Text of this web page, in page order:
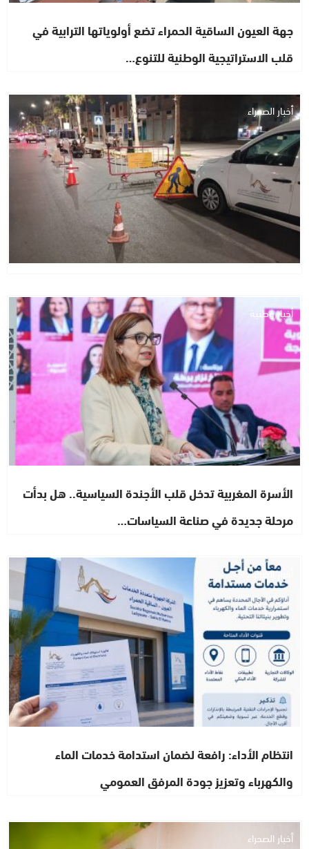
جهة العيون الساقية الحمراء تضع أولوياتها الترابية في
قلب الاستراتيجية الوطنية للتنوع…
أخبار الصحراء
أخبار وطنية
الأسرة المغربية تدخل قلب الأجندة السياسية.. هل بدأت
مرحلة جديدة في صناعة السياسات…
أخبار الصحراء
انتظام الأداء: رافعة لضمان استدامة خدمات الماء
والكهرباء وتعزيز جودة المرفق العمومي
أخبار الصحراء